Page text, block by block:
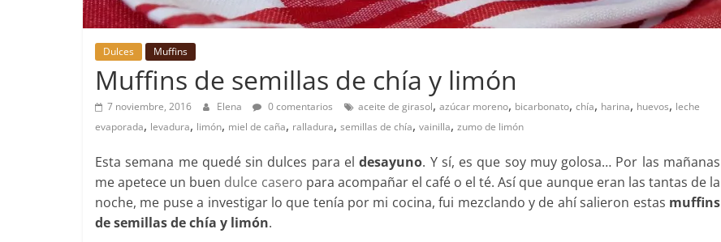
Dulces Muffins
Muffins de semillas de chía y limón
7 noviembre, 2016 Elena 0 comentarios aceite de girasol, azúcar moreno, bicarbonato, chía, harina, huevos, leche
evaporada, levadura, limón, miel de caña, ralladura, semillas de chía, vainilla, zumo de limón
Esta semana me quedé sin dulces para eldesayuno. Y sí, es que soy muy golosa… Por las mañanas
me apetece un buen dulce casero para acompañar el café o el té. Así que aunque eran las tantas de la
noche, me puse a investigar lo que tenía por mi cocina, fui mezclando y de ahí salieron estas muffins
de semillas de chía y limón.